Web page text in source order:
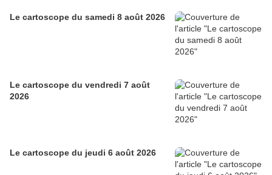
Le cartoscope du samedi 8 août 2026
Le cartoscope du vendredi 7 août
2026
Le cartoscope du jeudi 6 août 2026